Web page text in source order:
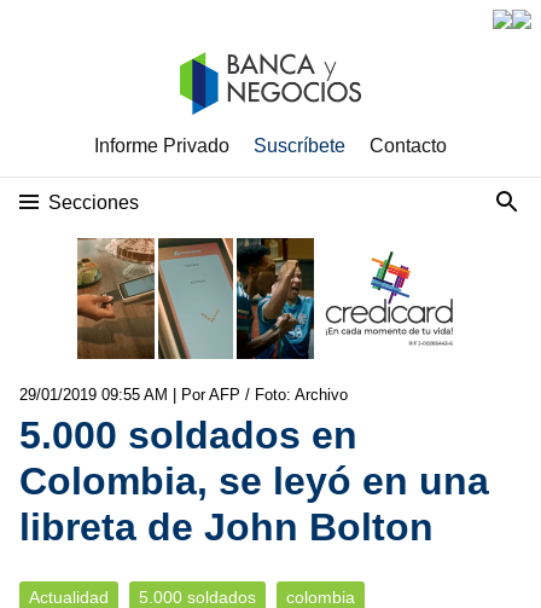
Informe Privado Suscríbete Contacto
Secciones
29/01/2019 09:55 AM | Por AFP / Foto: Archivo
5.000 soldados en
Colombia, se leyó en una
libreta de John Bolton
Actualidad 5.000 soldados colombia